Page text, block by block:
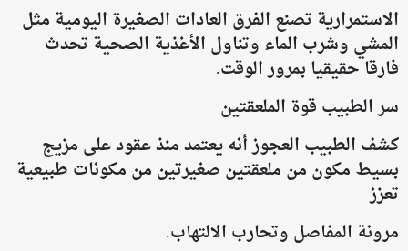
الاستمرارية تصنع الفرق العادات الصغيرة اليومية مثل
المشي وشرب الماء وتناول الأغذية الصحية تحدث
فارقا حقيقيا بمرور الوقت.
سر الطبيب قوة الملعقتين
كشف الطبيب العجوز أنه يعتمد منذ عقود على مزيج
بسيط مكون من ملعقتين صغيرتين من مكونات طبيعية
تعزز
مرونة المفاصل وتحارب الالتهاب.